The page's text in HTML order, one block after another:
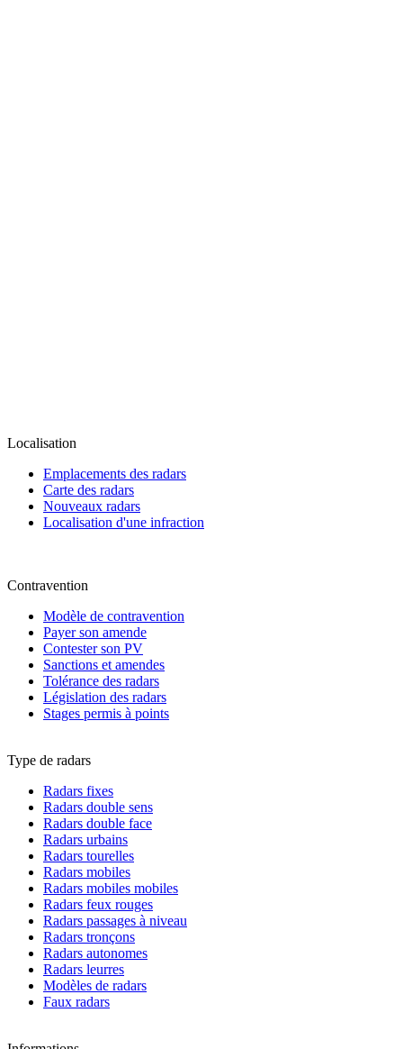
Localisation
Emplacements des radars
Carte des radars
Nouveaux radars
Localisation d'une infraction
Contravention
Modèle de contravention
Payer son amende
Contester son PV
Sanctions et amendes
Tolérance des radars
Législation des radars
Stages permis à points
Type de radars
Radars fixes
Radars double sens
Radars double face
Radars urbains
Radars tourelles
Radars mobiles
Radars mobiles mobiles
Radars feux rouges
Radars passages à niveau
Radars tronçons
Radars autonomes
Radars leurres
Modèles de radars
Faux radars